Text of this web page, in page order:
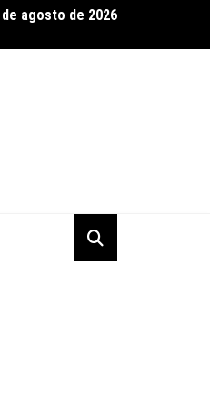
em Road America
de agosto de 2026